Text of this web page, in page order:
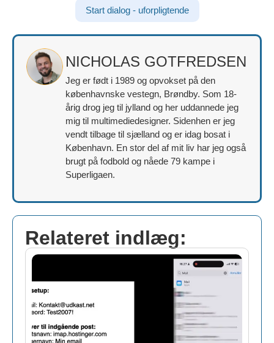
Start dialog - uforpligtende
NICHOLAS GOTFREDSEN
Jeg er født i 1989 og opvokset på den
københavnske vestegn, Brøndby. Som 18-
årig drog jeg til jylland og her uddannede jeg
mig til multimediedesigner. Sidenhen er jeg
vendt tilbage til sjælland og er idag bosat i
København. En stor del af mit liv har jeg også
brugt på fodbold og nåede 79 kampe i
Superligaen.
Relateret indlæg: